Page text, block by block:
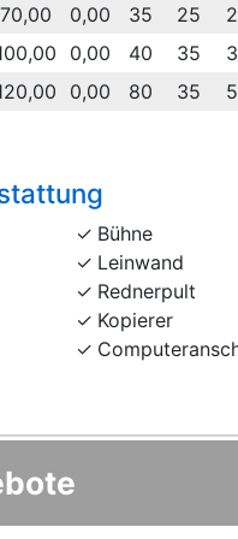
70,00 0,00 35 25
0,00 40 35
0,00 80 35
Bühne
Leinwand
Rednerpult
Kopierer